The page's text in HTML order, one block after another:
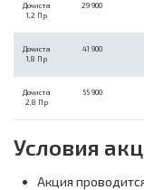
Дочиста
1,2 Пр
29 900
Дочиста
1,8 Пр
41 900
Дочиста
2,8 Пр
55 900
Условия
Акция